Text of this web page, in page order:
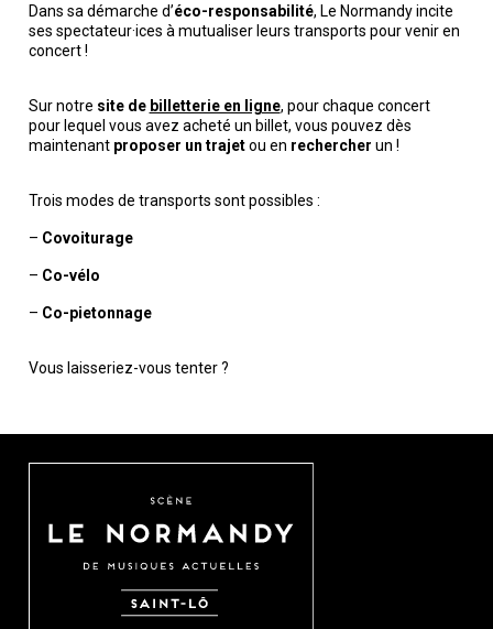
Dans sa démarche d’éco-responsabilité, Le Normandy incite
ses spectateur·ices à mutualiser leurs transports pour venir en
concert !
Sur notre site de billetterie en ligne, pour chaque concert
pour lequel vous avez acheté un billet, vous pouvez dès
maintenant proposer un trajetou en rechercher un !
Trois modes de transports sont possibles :
– Covoiturage
– Co-vélo
– Co-pietonnage
Vous laisseriez-vous tenter ?